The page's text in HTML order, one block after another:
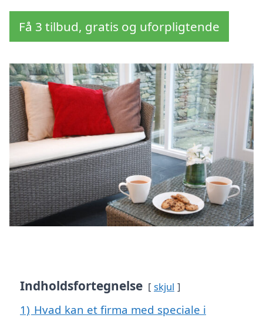
Få 3 tilbud, gratis og uforpligtende
Indholdsfortegnelse skjul
1) Hvad kan et firma med speciale i